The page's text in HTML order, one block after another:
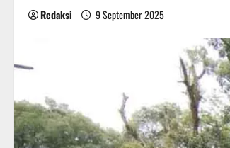
Redaksi 9 September 2025